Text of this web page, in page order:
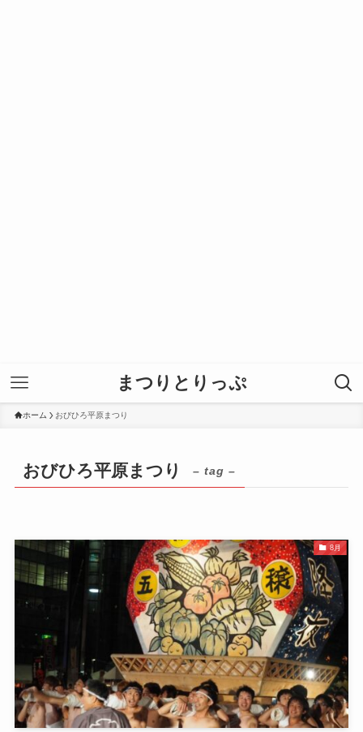
まつりとりっぷ
ホーム おびひろ平原まつり
おびひろ平原まつり – tag –
8月